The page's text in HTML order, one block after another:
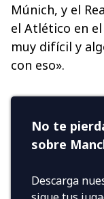
Múnich, y el
el Atlético en
muy difícil y
con eso».
No te
sobre
Descarga